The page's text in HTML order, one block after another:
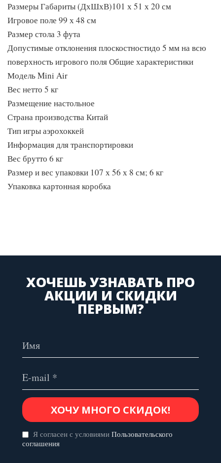
Размеры Габариты (ДхШхВ)101 х 51 х 20 см
Игровое поле 99 х 48 см
Размер стола 3 фута
Допустимые отклонения плоскостностидо 5 мм на всю
поверхность игрового поля Общие характеристики
Модель Mini Air
Вес нетто 5 кг
Размещение настольное
Страна производства Китай
Тип игры аэрохоккей
Информация для транспортировки
Вес брутто 6 кг
Размер и вес упаковки 107 х 56 х 8 см; 6 кг
Упаковка картонная коробка
ХОЧЕШЬ УЗНАВАТЬ ПРО
АКЦИИ И СКИДКИ
ПЕРВЫМ?
Я согласен с условиями Пользовательского
соглашения